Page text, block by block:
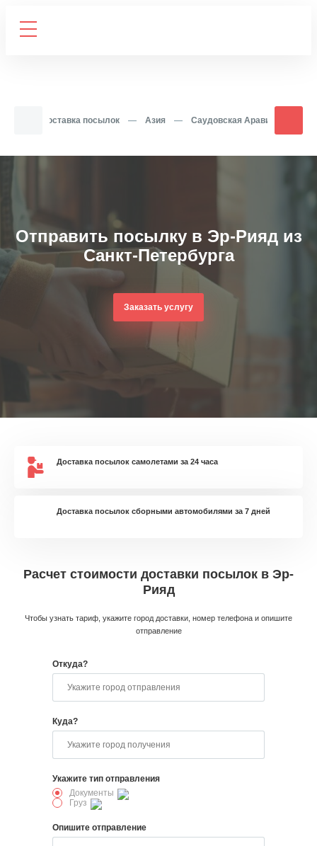
Доставка посылок — Азия — Саудовская Аравия
Отправить посылку в Эр-Рияд из
Санкт-Петербурга
Заказать услугу
Доставка посылок самолетами за 24 часа
Доставка посылок сборными автомобилями за 7 дней
Расчет стоимости доставки посылок в Эр-
Рияд
Чтобы узнать тариф, укажите город доставки, номер телефона и опишите
отправление
Откуда?
Куда?
Укажите тип отправления
Документы
Груз
Опишите отправление